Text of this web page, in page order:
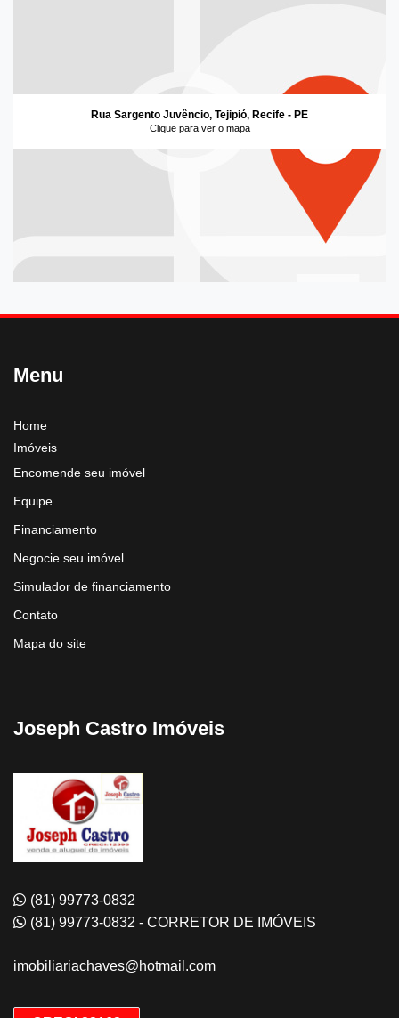
Rua Sargento Juvêncio, Tejipió, Recife - PE
Clique para ver o mapa
Menu
Home
Imóveis
Encomende seu imóvel
Equipe
Financiamento
Negocie seu imóvel
Simulador de financiamento
Contato
Mapa do site
Joseph Castro Imóveis
(81) 99773-0832
(81) 99773-0832 - CORRETOR DE IMÓVEIS
imobiliariachaves@hotmail.com